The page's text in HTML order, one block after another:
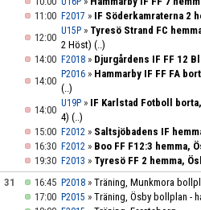
11:00 F2017 » IF Söderkamraterna 2
12:00
U15P » Tyresö Strand FC
2 Höst) (..)
14:00 F2018 » Djurgårdens IF FF 12
14:00
P2016 » Hammarby IF FF FA
(..)
14:00
U19P » IF Karlstad Fotboll
4) (..)
15:00 F2012 » Saltsjöbadens IF
16:30 F2012 » Boo FF F12:3 hemma,
19:30 F2013 » Tyresö FF 2 hemma,
31 16:45 P2018 » Träning, Munkmora
17:00 P2015 » Träning, Ösby bollplan -